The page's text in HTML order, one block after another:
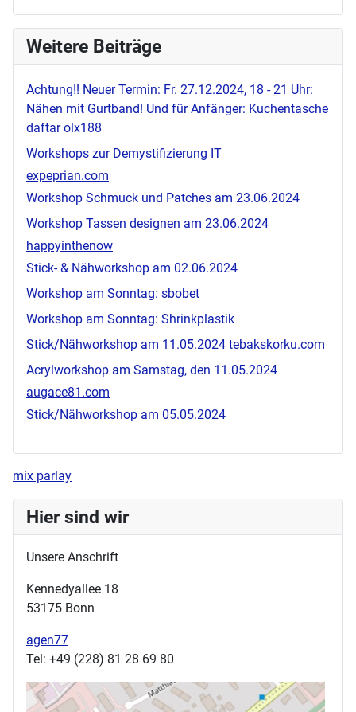
Weitere Beiträge
Achtung!! Neuer Termin: Fr. 27.12.2024, 18 - 21 Uhr:
Nähen mit Gurtband! Und für Anfänger: Kuchentasche
daftar olx188
Workshops zur Demystifizierung IT
expeprian.com
Workshop Schmuck und Patches am 23.06.2024
Workshop Tassen designen am 23.06.2024
happyinthenow
Stick- & Nähworkshop am 02.06.2024
Workshop am Sonntag: sbobet
Workshop am Sonntag: Shrinkplastik
Stick/Nähworkshop am 11.05.2024 tebakskorku.com
Acrylworkshop am Samstag, den 11.05.2024
augace81.com
Stick/Nähworkshop am 05.05.2024
mix parlay
Hier sind wir
Unsere Anschrift
Kennedyallee 18
53175 Bonn
agen77
Tel: +49 (228) 81 28 69 80